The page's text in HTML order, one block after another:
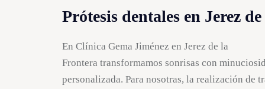
Prótesis dentales en Jerez
En Clínica Gema Jiménez en Jerez de la
Frontera transformamos sonrisas con
personalizada. Para nosotras, la realización de